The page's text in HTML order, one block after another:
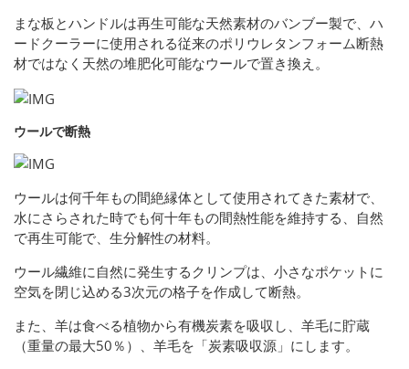
まな板とハンドルは再生可能な天然素材のバンブー製で、ハ
ードクーラーに使用される従来のポリウレタンフォーム断熱
材ではなく天然の堆肥化可能なウールで置き換え。
ウールで断熱
ウールは何千年もの間絶縁体として使用されてきた素材で、
水にさらされた時でも何十年もの間熱性能を維持する、自然
で再生可能で、生分解性の材料。
ウール繊維に自然に発生するクリンプは、小さなポケットに
空気を閉じ込める3次元の格子を作成して断熱。
また、羊は食べる植物から有機炭素を吸収し、羊毛に貯蔵
（重量の最大50％）、羊毛を「炭素吸収源」にします。